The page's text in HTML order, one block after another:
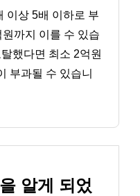
이상 5배 이하로 부
까지 이를 수 있습
했다면 최소 2억원
부과될 수 있습니
알게 되었